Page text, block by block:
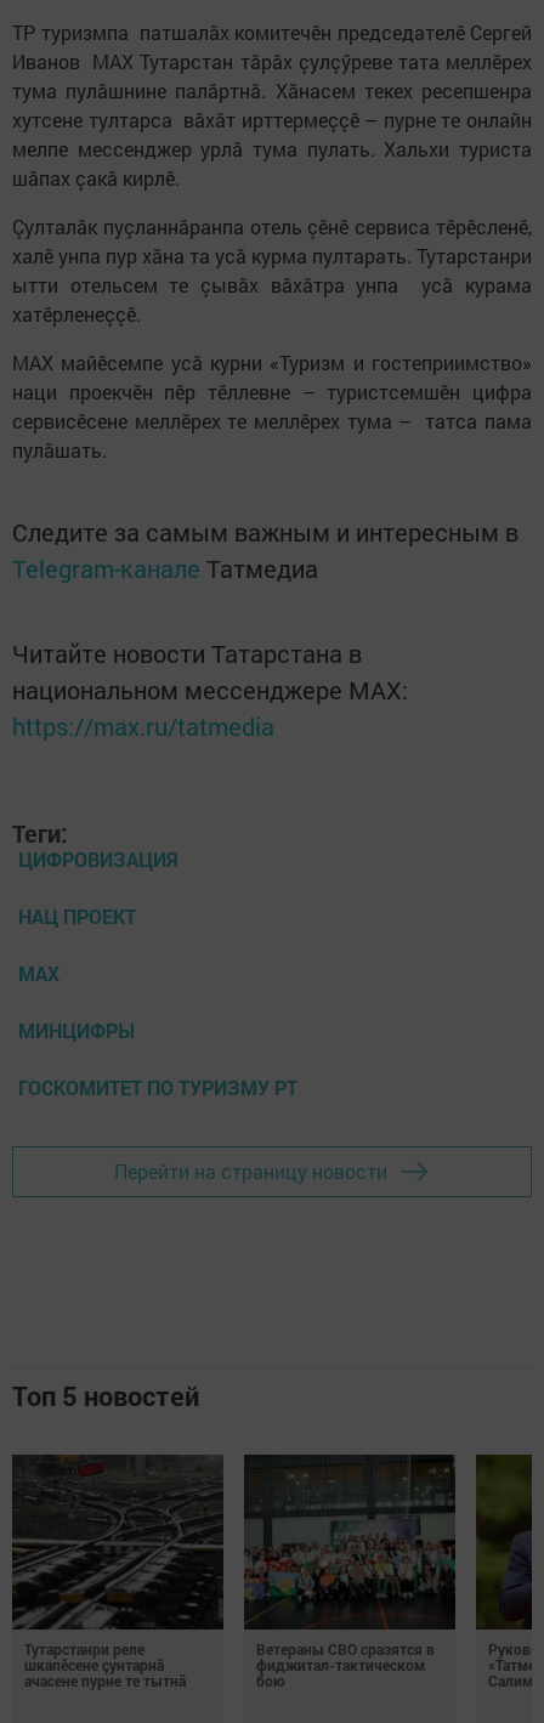
ТР туризмпа патшалăх комитечӗн председателӗ Сергей
Иванов MAX Тутарстан тăрăх çулçӳреве тата меллӗрех
тума пулăшнине палăртнă. Хăнасем текех ресепшенра
хутсене тултарса вăхăт ирттермеççӗ – пурне те онлайн
мелпе мессенджер урлă тума пулать. Хальхи туриста
шăпах çакă кирлӗ.
Çулталăк пуçланнăранпа отель çӗнӗ сервиса тӗрӗсленӗ,
халӗ унпа пур хăна та усă курма пултарать. Тутарстанри
ытти отельсем те çывăх вăхăтра унпа усă курама
хатӗрленеççӗ.
MAX майӗсемпе усă курни «Туризм и гостеприимство»
наци проекчӗн пӗр тӗллевне – туристсемшӗн цифра
сервисӗсене меллӗрех те меллӗрех тума – татса пама
пулăшать.
Следите за самым важным и интересным в
Telegram-канале Татмедиа
Читайте новости Татарстана в
национальном мессенджере MАХ:
https://max.ru/tatmedia
Теги:
ЦИФРОВИЗАЦИЯ
НАЦ ПРОЕКТ
МАХ
МИНЦИФРЫ
ГОСКОМИТЕТ ПО ТУРИЗМУ РТ
Перейти на страницу новости
Топ 5 новостей
Тутарстанри реле
шкапӗсене çунтарнă
ачасене пурне те тытнă
Ветераны СВО сразятся в
фиджитал-тактическом
бою